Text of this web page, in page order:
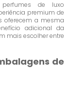
de luxo
premium de
​​oferecem a mesma
adicional da
mais escolher entre
de